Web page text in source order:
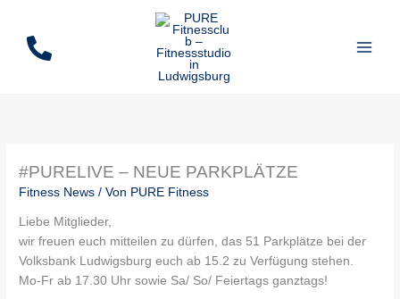
springen
#PURELIVE – NEUE PARKPLÄTZE
Fitness News / Von PURE Fitness
Liebe Mitglieder,
wir freuen euch mitteilen zu dürfen, das 51 Parkplätze bei der
Volksbank Ludwigsburg euch ab 15.2 zu Verfügung stehen.
Mo-Fr ab 17.30 Uhr sowie Sa/ So/ Feiertags ganztags!